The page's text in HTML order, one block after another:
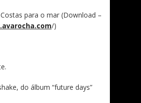
para o mar (Download –
/)
do álbum “future days”